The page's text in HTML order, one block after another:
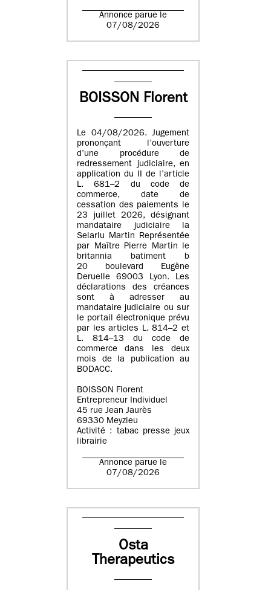
Annonce parue le
07/08/2026
BOISSON Florent
Le 04/08/2026. Jugement
prononçant l’ouverture
d’une procédure de
redressement judiciaire, en
application du II de l’article
L. 681–2 du code de
commerce, date de
cessation des paiements le
23 juillet 2026, désignant
mandataire judiciaire la
Selarlu Martin Représentée
par Maître Pierre Martin le
britannia batiment b
20 boulevard Eugène
Deruelle 69003 Lyon. Les
déclarations des créances
sont à adresser au
mandataire judiciaire ou sur
le portail électronique prévu
par les articles L. 814–2 et
L. 814–13 du code de
commerce dans les deux
mois de la publication au
BODACC.
BOISSON Florent
Entrepreneur Individuel
45 rue Jean Jaurès
69330 Meyzieu
Activité : tabac presse jeux
librairie
Annonce parue le
07/08/2026
Osta
Therapeutics